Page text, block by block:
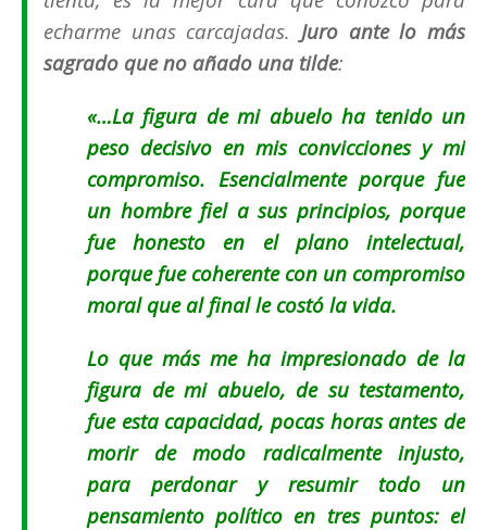
echarme unas carcajadas. Juro ante lo más
sagrado que no añado una tilde:
«…La figura de mi abuelo ha tenido un
peso decisivo en mis convicciones y mi
compromiso. Esencialmente porque fue
un hombre fiel a sus principios, porque
fue honesto en el plano intelectual,
porque fue coherente con un compromiso
moral que al final le costó la vida.
Lo que más me ha impresionado de la
figura de mi abuelo, de su testamento,
fue esta capacidad, pocas horas antes de
morir de modo radicalmente injusto,
para perdonar y resumir todo un
pensamiento político en tres puntos: el